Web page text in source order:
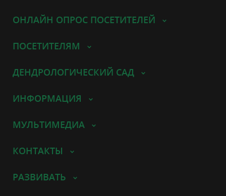
ОНЛАЙН ОПРОС ПОСЕТИТЕЛЕЙ
ПОСЕТИТЕЛЯМ
ДЕНДРОЛОГИЧЕСКИЙ САД
ИНФОРМАЦИЯ
МУЛЬТИМЕДИА
КОНТАКТЫ
РАЗВИВАТЬ